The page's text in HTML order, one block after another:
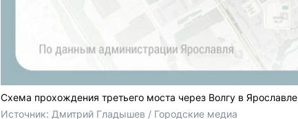
Схема прохождения третьего моста через Волгу в Ярославле
Источник: Дмитрий Гладышев / Городские медиа